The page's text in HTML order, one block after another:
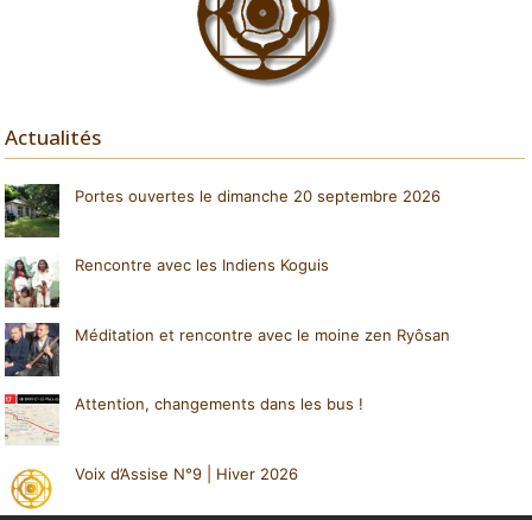
Actualités
Portes ouvertes le dimanche 20 septembre 2026
Rencontre avec les Indiens Koguis
Méditation et rencontre avec le moine zen Ryôsan
Attention, changements dans les bus !
Voix d’Assise N°9 | Hiver 2026